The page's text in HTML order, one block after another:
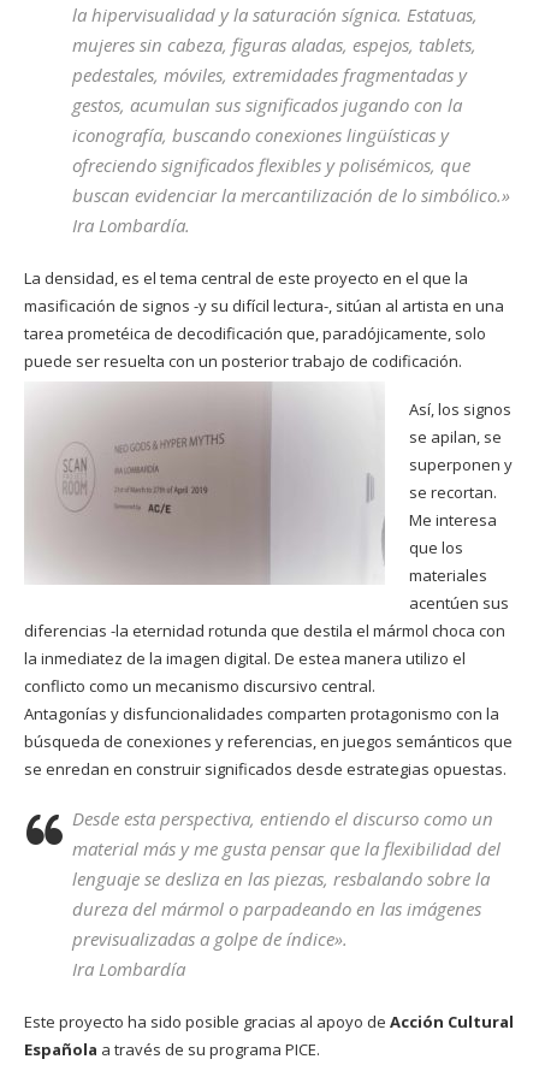
la hipervisualidad y la saturación sígnica. Estatuas,
mujeres sin cabeza, figuras aladas, espejos, tablets,
pedestales, móviles, extremidades fragmentadas y
gestos, acumulan sus significados jugando con la
iconografía, buscando conexiones lingüísticas y
ofreciendo significados flexibles y polisémicos, que
buscan evidenciar la mercantilización de lo simbólico.»
Ira Lombardía.
La densidad, es el tema central de este proyecto en el que la
masificación de signos -y su difícil lectura-, sitúan al artista en una
tarea prometéica de decodificación que, paradójicamente, solo
puede ser resuelta con un posterior trabajo de codificación.
Así, los signos
se apilan, se
superponen y
se recortan.
Me interesa
que los
materiales
acentúen sus
diferencias -la eternidad rotunda que destila el mármol choca con
la inmediatez de la imagen digital. De estea manera utilizo el
conflicto como un mecanismo discursivo central.
Antagonías y disfuncionalidades comparten protagonismo con la
búsqueda de conexiones y referencias, en juegos semánticos que
se enredan en construir significados desde estrategias opuestas.
Desde esta perspectiva, entiendo el discurso como un
material más y me gusta pensar que la flexibilidad del
lenguaje se desliza en las piezas, resbalando sobre la
dureza del mármol o parpadeando en las imágenes
previsualizadas a golpe de índice».
Ira Lombardía
Este proyecto ha sido posible gracias al apoyo de Acción Cultural
Española a través de su programa PICE.